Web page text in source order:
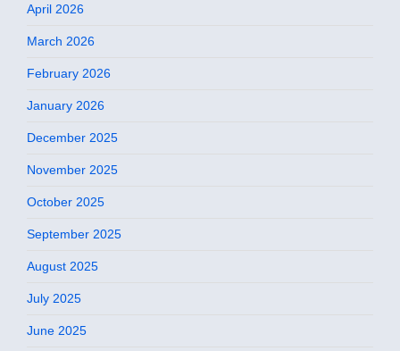
April 2026
March 2026
February 2026
January 2026
December 2025
November 2025
October 2025
September 2025
August 2025
July 2025
June 2025